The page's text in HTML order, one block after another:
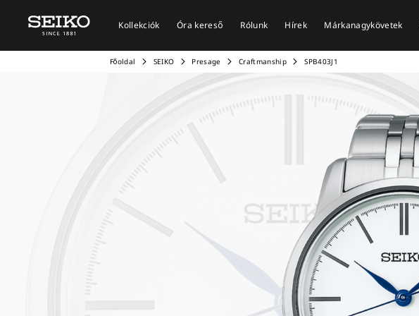
Kollekciók Óra kereső Rólunk Hírek Márkanagykövetek
Főoldal SEIKO Presage Craftmanship SPB403J1